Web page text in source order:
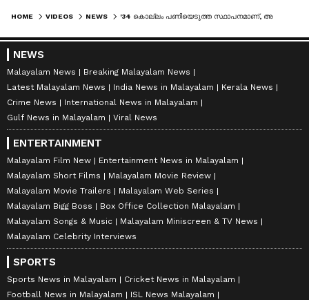
HOME VIDEOS NEWS
NEWS
Malayalam News
Breaking Malayalam News
Latest Malayalam News
India News in Malayalam
Kerala News
Crime News
International News in Malayalam
Gulf News in Malayalam
Viral News
ENTERTAINMENT
Malayalam Film New
Entertainment News in Malayalam
Malayalam Short Films
Malayalam Movie Review
Malayalam Movie Trailers
Malayalam Web Series
Malayalam Bigg Boss
Box Office Collection Malayalam
Malayalam Songs & Music
Malayalam Miniscreen & TV News
Malayalam Celebrity Interviews
SPORTS
Sports News in Malayalam
Cricket News in Malayalam
Football News in Malayalam
ISL News Malayalam